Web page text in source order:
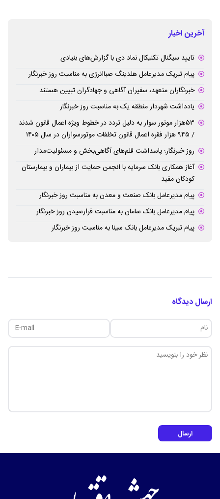
آخرین اخبار
تایید سیگنال تکنیکال نماد دی با گزارش‌های بنیادی
پیام تبریک مدیرعامل هلدینگ صباانرژی به مناسبت روز خبرنگار
خبرنگاران متعهد، سفیران آگاهی و جهادگران تبیین هستند
یادداشت شهردار منطقه یک به مناسبت روز خبرنگار
۵۳هزار موتور سوار به دلیل تردد در خطوط ویژه اعمال قانون شدند
/ ۹۴۵ هزار فقره اعمال قانون تخلفات موتورسواران در سال ۱۴۰۵
روز خبرنگار؛ پاسداشت قلم‌های آگاهی‌بخش و مسئولیت‌مدار
آغاز همکاری بانک سرمایه با انجمن حمایت از بیماران و بیمارستان
کودکان مفید
پیام مدیرعامل بانک صنعت و معدن به مناسبت روز خبرنگار
پیام مدیرعامل بانک سامان به مناسبت فرارسیدن روز خبرنگار
پیام تبریک مدیرعامل بانک سینا به مناسبت روز خبرنگار
ارسال دیدگاه
ارسال